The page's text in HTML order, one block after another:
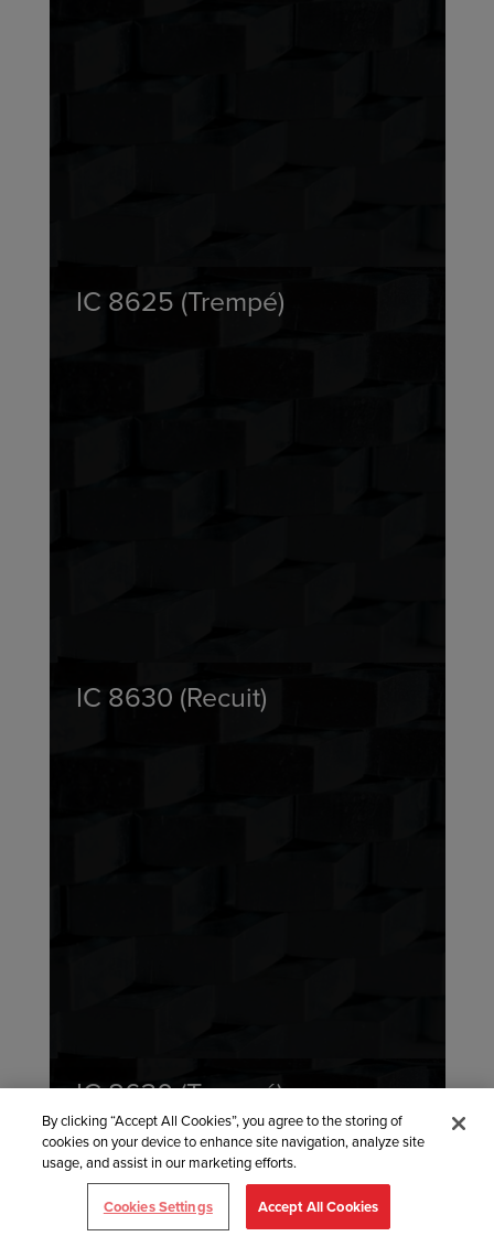
IC 8625 (Trempé)
IC 8630 (Recuit)
IC 8630 (Trempé)
By clicking “Accept All Cookies”, you agree to the storing of
cookies on your device to enhance site navigation, analyze site
usage, and assist in our marketing efforts.
Cookies Settings Accept All Cookies